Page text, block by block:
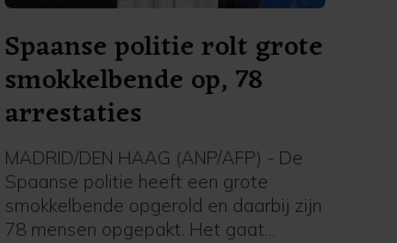
Spaanse politie rolt grote
smokkelbende op, 78
arrestaties
MADRID/DEN HAAG (ANP/AFP) - De
Spaanse politie heeft een grote
smokkelbende opgerold en daarbij zijn
78 mensen opgepakt. Het gaat